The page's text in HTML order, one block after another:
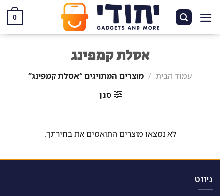
0
אסלת קמפינג
עמוד הבית / מוצרים המתויגים “אסלת קמפינג”
סנן
לא נמצאו מוצרים התואמים את בחירתך.
ניווט